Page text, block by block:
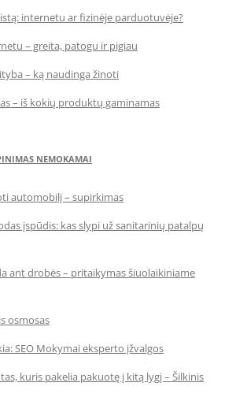
internetu ar fizinėje parduotuvėje?
– greita, patogu ir pigiau
– ką naudinga žinoti
– iš kokių produktų gaminamas
NEMOKAMAI
automobilį – supirkimas
įspūdis: kas slypi už sanitarinių patalpų
ant drobės – pritaikymas šiuolaikiniame
osmosas
SEO Mokymai eksperto įžvalgos
kuris pakelia pakuotę į kitą lygį – Šilkinis